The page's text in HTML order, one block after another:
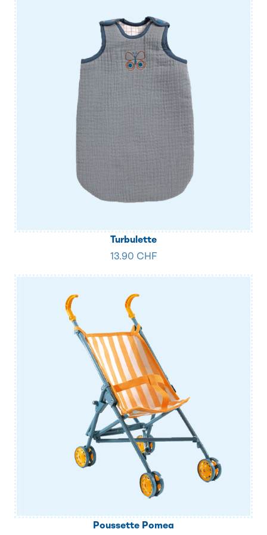
Turbulette
13.90 CHF
Poussette Pomea